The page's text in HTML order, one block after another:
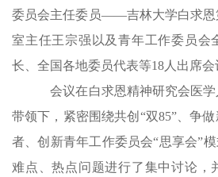
委员会主任委员——吉林大学白求恩
室主任王宗强以及青年工作委员会
长、全国各地委员代表等18人出席会
会议在白求恩精神研究会医学
带领下，紧密围绕共创“双85”、争
者、创新青年工作委员会“思享会”
难点、热点问题进行了集中讨论，